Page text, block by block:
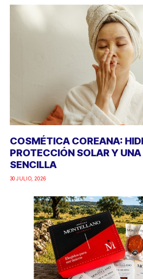
COSMÉTICA COREANA:
PROTECCIÓN SOLAR Y
SENCILLA
30 JULIO, 2026